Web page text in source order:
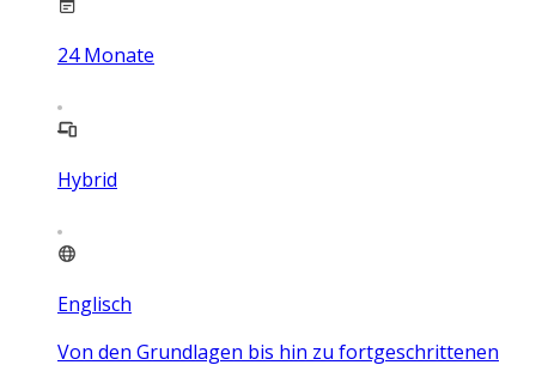
24 Monate
Hybrid
Englisch
Von den Grundlagen bis hin zu fortgeschrittenen